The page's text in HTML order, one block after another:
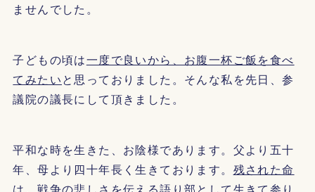
ませんでした。
子どもの頃は一度で良いから、お腹一杯ご飯を食べ
てみたいと思っておりました。そんな私を先日、参
議院の議長にして頂きました。
平和な時を生きた、お陰様であります。父より五十
年、母より四十年長く生きております。 残された命